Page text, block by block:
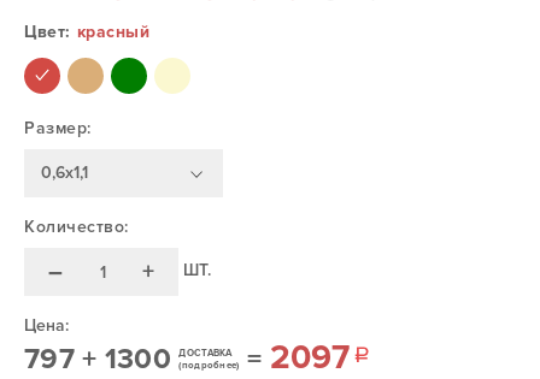
Цвет: красный
Размер:
0,6х1,1
Количество:
– + ШТ.
Цена:
797+ 1300ДОСТАВКА
(подробнее)
= 2097